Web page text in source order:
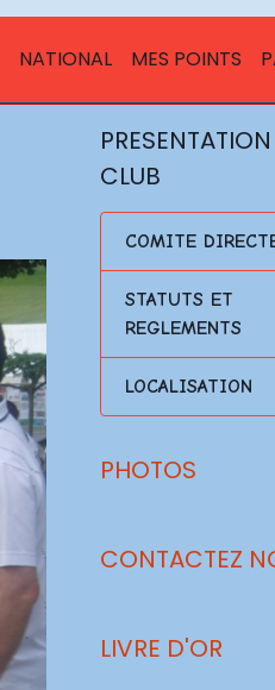
NATIONAL MES POINTS
CLUB
COMITE
STATUTS ET
REGLEMENTS
LOCALISATION
PHOTOS
CONTACTEZ
LIVRE D'OR